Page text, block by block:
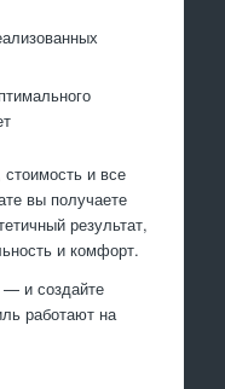
и все
вы получаете
результат,
и комфорт.
— и создайте
работают на